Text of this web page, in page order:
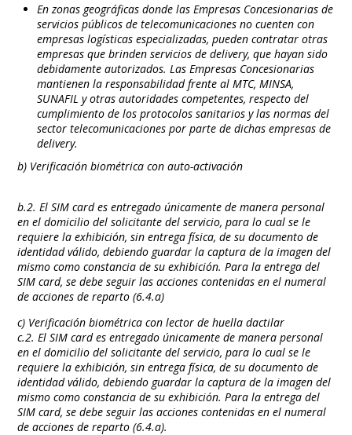
En zonas geográficas donde las Empresas Concesionarias de
servicios públicos de telecomunicaciones no cuenten con
empresas logísticas especializadas, pueden contratar otras
empresas que brinden servicios de delivery, que hayan sido
debidamente autorizados. Las Empresas Concesionarias
mantienen la responsabilidad frente al MTC, MINSA,
SUNAFIL y otras autoridades competentes, respecto del
cumplimiento de los protocolos sanitarios y las normas del
sector telecomunicaciones por parte de dichas empresas de
delivery.
b) Verificación biométrica con auto-activación
b.2. El SIM card es entregado únicamente de manera personal
en el domicilio del solicitante del servicio, para lo cual se le
requiere la exhibición, sin entrega física, de su documento de
identidad válido, debiendo guardar la captura de la imagen del
mismo como constancia de su exhibición. Para la entrega del
SIM card, se debe seguir las acciones contenidas en el numeral
de acciones de reparto (6.4.a)
c) Verificación biométrica con lector de huella dactilar
c.2. El SIM card es entregado únicamente de manera personal
en el domicilio del solicitante del servicio, para lo cual se le
requiere la exhibición, sin entrega física, de su documento de
identidad válido, debiendo guardar la captura de la imagen del
mismo como constancia de su exhibición. Para la entrega del
SIM card, se debe seguir las acciones contenidas en el numeral
de acciones de reparto (6.4.a).